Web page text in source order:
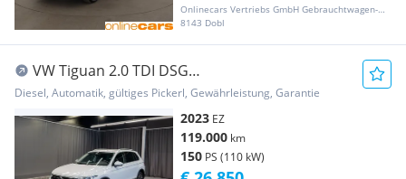
Onlinecars Vertriebs GmbH Gebrauchtwagen-Outlet  Werkstätte  Spenglerei  Lackiererei
8143 Dobl
VW Tiguan 2.0 TDI DSG
Life*STANDHEIZUNG*AHK*IQ-DRIVE*
Diesel, Automatik, gültiges Pickerl, Gewährleistung, Garantie
2023 EZ
119.000 km
150 PS (110 kW)